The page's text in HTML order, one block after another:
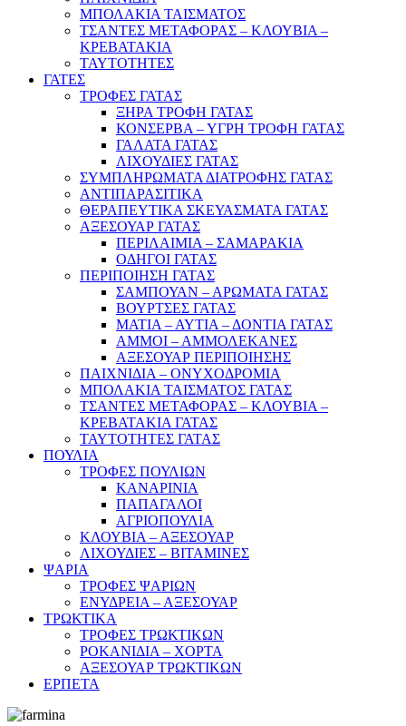
ΜΠΟΛΑΚΙΑ ΤΑΙΣΜΑΤΟΣ
ΤΣΑΝΤΕΣ ΜΕΤΑΦΟΡΑΣ – ΚΛΟΥΒΙΑ –
ΚΡΕΒΑΤΑΚΙΑ
ΤΑΥΤΟΤΗΤΕΣ
ΓΑΤΕΣ
ΤΡΟΦΕΣ ΓΑΤΑΣ
ΞΗΡΑ ΤΡΟΦΗ ΓΑΤΑΣ
ΚΟΝΣΕΡΒΑ – ΥΓΡΗ ΤΡΟΦΗ ΓΑΤΑΣ
ΓΑΛΑΤΑ ΓΑΤΑΣ
ΛΙΧΟΥΔΙΕΣ ΓΑΤΑΣ
ΣΥΜΠΛΗΡΩΜΑΤΑ ΔΙΑΤΡΟΦΗΣ ΓΑΤΑΣ
ΑΝΤΙΠΑΡΑΣΙΤΙΚΑ
ΘΕΡΑΠΕΥΤΙΚΑ ΣΚΕΥΑΣΜΑΤΑ ΓΑΤΑΣ
ΑΞΕΣΟΥΑΡ ΓΑΤΑΣ
ΠΕΡΙΛΑΙΜΙΑ – ΣΑΜΑΡΑΚΙΑ
ΟΔΗΓΟΙ ΓΑΤΑΣ
ΠΕΡΙΠΟΙΗΣΗ ΓΑΤΑΣ
ΣΑΜΠΟΥΑΝ – ΑΡΩΜΑΤΑ ΓΑΤΑΣ
ΒΟΥΡΤΣΕΣ ΓΑΤΑΣ
ΜΑΤΙΑ – ΑΥΤΙΑ – ΔΟΝΤΙΑ ΓΑΤΑΣ
ΑΜΜΟΙ – ΑΜΜΟΛΕΚΑΝΕΣ
ΑΞΕΣΟΥΑΡ ΠΕΡΙΠΟΙΗΣΗΣ
ΠΑΙΧΝΙΔΙΑ – ΟΝΥΧΟΔΡΟΜΙΑ
ΜΠΟΛΑΚΙΑ ΤΑΙΣΜΑΤΟΣ ΓΑΤΑΣ
ΤΣΑΝΤΕΣ ΜΕΤΑΦΟΡΑΣ – ΚΛΟΥΒΙΑ –
ΚΡΕΒΑΤΑΚΙΑ ΓΑΤΑΣ
ΤΑΥΤΟΤΗΤΕΣ ΓΑΤΑΣ
ΠΟΥΛΙΑ
ΤΡΟΦΕΣ ΠΟΥΛΙΩΝ
ΚΑΝΑΡΙΝΙΑ
ΠΑΠΑΓΑΛΟΙ
ΑΓΡΙΟΠΟΥΛΙΑ
ΚΛΟΥΒΙΑ – ΑΞΕΣΟΥΑΡ
ΛΙΧΟΥΔΙΕΣ – ΒΙΤΑΜΙΝΕΣ
ΨΑΡΙΑ
ΤΡΟΦΕΣ ΨΑΡΙΩΝ
ΕΝΥΔΡΕΙΑ – ΑΞΕΣΟΥΑΡ
ΤΡΩΚΤΙΚΑ
ΤΡΟΦΕΣ ΤΡΩΚΤΙΚΩΝ
ΡΟΚΑΝΙΔΙΑ – ΧΟΡΤΑ
ΑΞΕΣΟΥΑΡ ΤΡΩΚΤΙΚΩΝ
ΕΡΠΕΤΑ